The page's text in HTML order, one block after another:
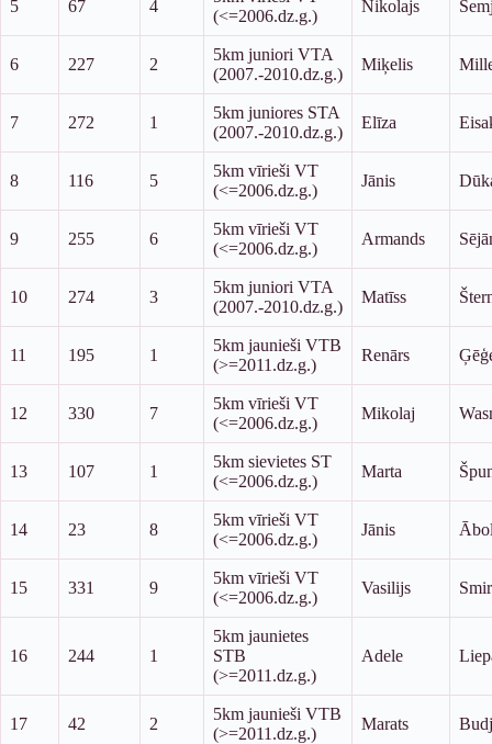
5 67 4
(<=2006.dz.g.)
Nikolajs
6 227 2
5km juniori VTA
(2007.-2010.dz.g.)
Miķelis
7 272 1
5km juniores STA
(2007.-2010.dz.g.)
Elīza
8 116 5
5km vīrieši VT
(<=2006.dz.g.)
Jānis
9 255 6
5km vīrieši VT
(<=2006.dz.g.)
Armands
10 274 3
5km juniori VTA
(2007.-2010.dz.g.)
Matīss
11 195 1
5km jaunieši VTB
(>=2011.dz.g.)
Renārs
12 330 7
5km vīrieši VT
(<=2006.dz.g.)
Mikolaj
13 107 1
5km sievietes ST
(<=2006.dz.g.)
Marta
14 23 8
5km vīrieši VT
(<=2006.dz.g.)
Jānis
15 331 9
5km vīrieši VT
(<=2006.dz.g.)
Vasilijs
16 244 1
5km jaunietes
STB
(>=2011.dz.g.)
Adele
17 42 2
5km jaunieši VTB
(>=2011.dz.g.)
Marats